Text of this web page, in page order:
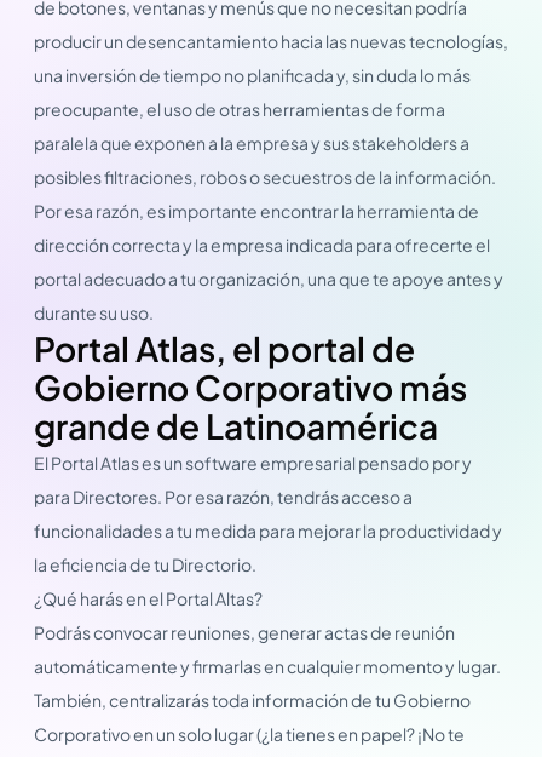
de botones, ventanas y menús que no necesitan podría
producir un desencantamiento hacia las nuevas tecnologías,
una inversión de tiempo no planificada y, sin duda lo más
preocupante, el uso de otras herramientas de forma
paralela que exponen a la empresa y sus stakeholders a
posibles filtraciones, robos o secuestros de la información.
Por esa razón, es importante encontrar la herramienta de
dirección correcta y la empresa indicada para ofrecerte el
portal adecuado a tu organización, una que te apoye antes y
durante su uso.
Portal Atlas, el portal de
Gobierno Corporativo más
grande de Latinoamérica
El Portal Atlas es un software empresarial pensado por y
para Directores. Por esa razón, tendrás acceso a
funcionalidades a tu medida para mejorar la productividad y
la eficiencia de tu Directorio.
¿Qué harás en el Portal Altas?
Podrás convocar reuniones, generar actas de reunión
automáticamente y firmarlas en cualquier momento y lugar.
También, centralizarás toda información de tu Gobierno
Corporativo en un solo lugar (¿la tienes en papel? ¡No te